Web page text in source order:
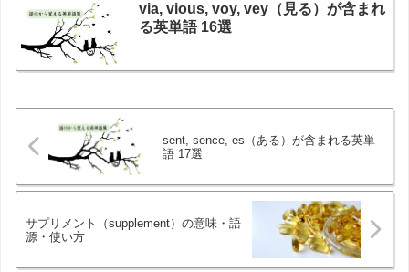
via, vious, voy, vey（見る）が含まれ
る英単語 16選
sent, sence, es（ある）が含まれる英単
語 17選
サプリメント（supplement）の意味・語
源・使い方